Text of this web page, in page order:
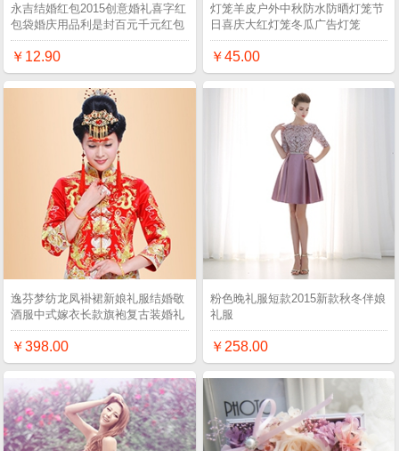
永吉结婚红包2015创意婚礼喜字红
包袋婚庆用品利是封百元千元红包
￥12.90
灯笼羊皮户外中秋防水防晒灯笼节
日喜庆大红灯笼冬瓜广告灯笼
￥45.00
逸芬梦纺龙凤褂裙新娘礼服结婚敬
酒服中式嫁衣长款旗袍复古装婚礼
￥398.00
粉色晚礼服短款2015新款秋冬伴娘
礼服
￥258.00